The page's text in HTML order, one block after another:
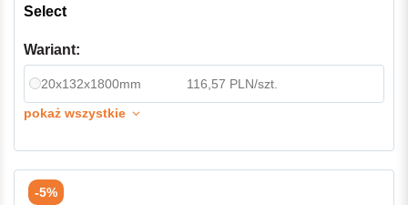
Select
Wariant:
20x132x1800mm
116,57 PLN/szt.
pokaż wszystkie
-5%